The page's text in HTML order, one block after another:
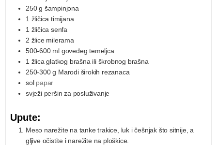
250 g šampinjona
1 žličica timijana
1 žličica senfa
2 žlice milerama
500-600 ml goveđeg temeljca
1 žlica glatkog brašna ili škrobnog brašna
250-300 g Marodi širokih rezanaca
sol papar
svježi peršin za posluživanje
Upute:
Meso narežite na tanke trakice, luk i češnjak što sitnije, a
gljive očistite i narežite na ploškice.